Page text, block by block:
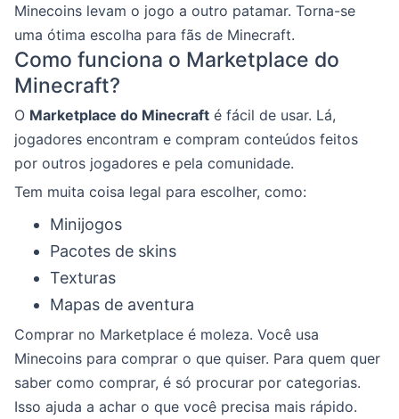
Minecoins levam o jogo a outro patamar. Torna-se
uma ótima escolha para fãs de Minecraft.
Como funciona o Marketplace do
Minecraft?
O Marketplace do Minecraft é fácil de usar. Lá,
jogadores encontram e compram conteúdos feitos
por outros jogadores e pela comunidade.
Tem muita coisa legal para escolher, como:
Minijogos
Pacotes de skins
Texturas
Mapas de aventura
Comprar no Marketplace é moleza. Você usa
Minecoins para comprar o que quiser. Para quem quer
saber como comprar, é só procurar por categorias.
Isso ajuda a achar o que você precisa mais rápido.